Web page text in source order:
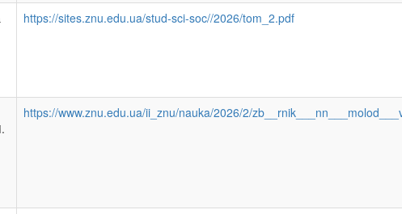
https://sites.znu.edu.ua/stud-sci-soc//2026/tom_2.pdf
https://www.znu.edu.ua/ii_znu/nauka/2026/2/